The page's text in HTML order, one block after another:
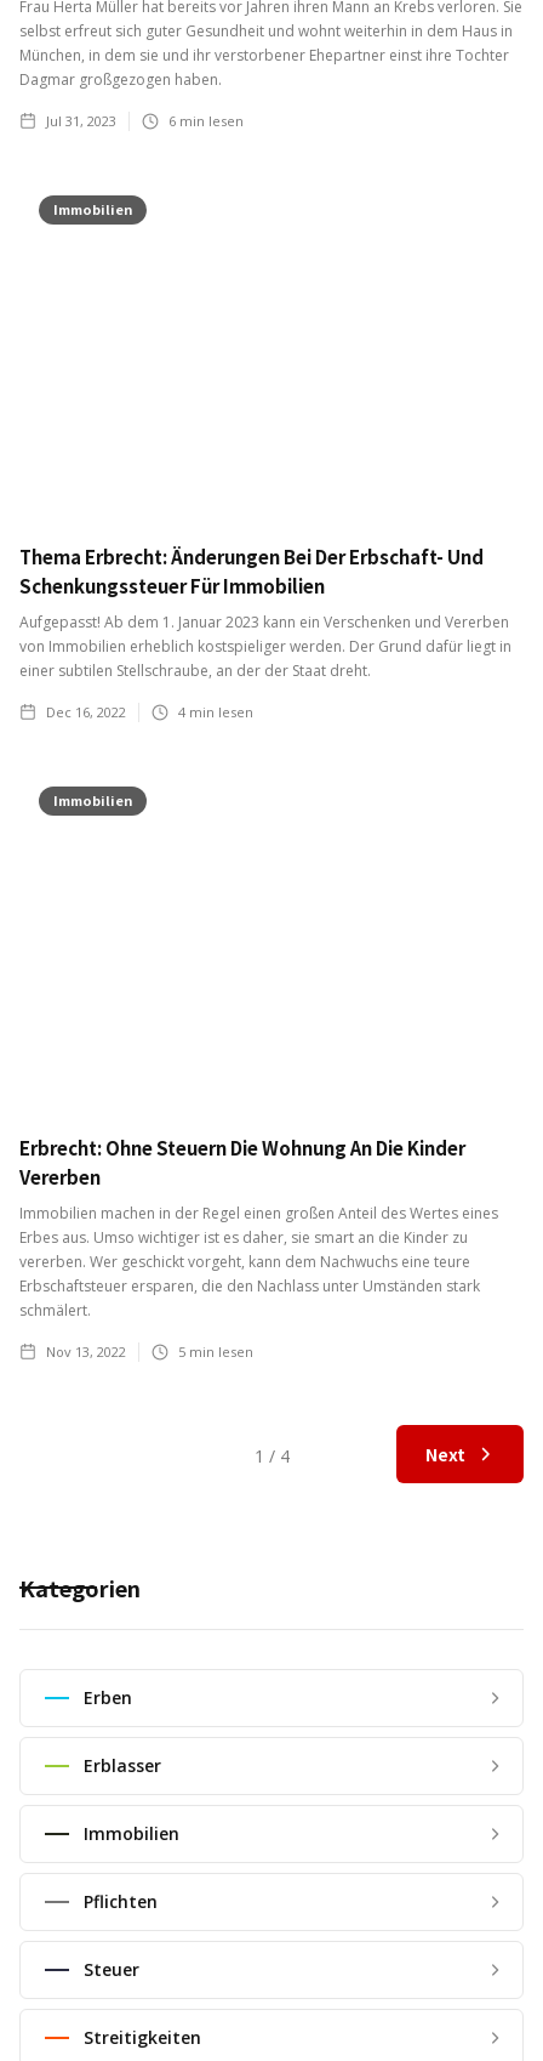
Frau Herta Müller hat bereits vor Jahren ihren Mann an Krebs verloren. Sie
selbst erfreut sich guter Gesundheit und wohnt weiterhin in dem Haus in
München, in dem sie und ihr verstorbener Ehepartner einst ihre Tochter
Dagmar großgezogen haben.
Jul 31, 2023 6 min lesen
Immobilien
Thema Erbrecht: Änderungen Bei Der Erbschaft- Und
Schenkungssteuer Für Immobilien
Aufgepasst! Ab dem 1. Januar 2023 kann ein Verschenken und Vererben
von Immobilien erheblich kostspieliger werden. Der Grund dafür liegt in
einer subtilen Stellschraube, an der der Staat dreht.
Dec 16, 2022 4 min lesen
Immobilien
Erbrecht: Ohne Steuern Die Wohnung An Die Kinder
Vererben
Immobilien machen in der Regel einen großen Anteil des Wertes eines
Erbes aus. Umso wichtiger ist es daher, sie smart an die Kinder zu
vererben. Wer geschickt vorgeht, kann dem Nachwuchs eine teure
Erbschaftsteuer ersparen, die den Nachlass unter Umständen stark
schmälert.
Nov 13, 2022 5 min lesen
1 / 4 Next
Kategorien
Erben
Erblasser
Immobilien
Pflichten
Steuer
Streitigkeiten